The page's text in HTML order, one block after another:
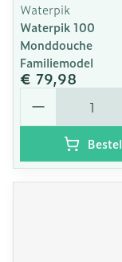
Waterpik
Waterpik 100
Monddouche
Familiemodel
€ 79,98
Aantal
Bestel